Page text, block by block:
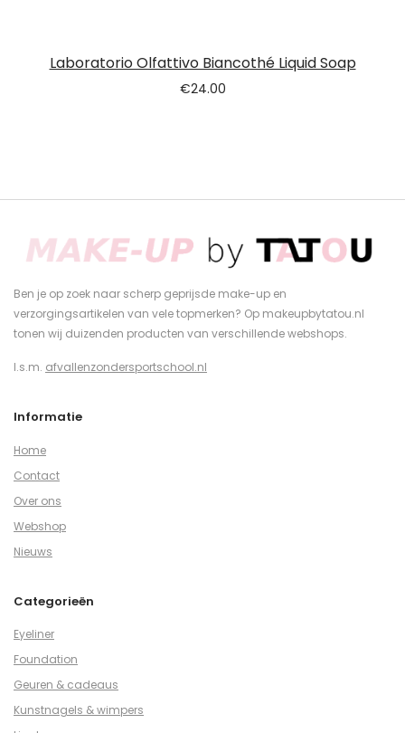
Laboratorio Olfattivo Biancothé Liquid Soap
€24.00
Ben je op zoek naar scherp geprijsde make-up en
verzorgingsartikelen van vele topmerken? Op makeupbytatou.nl
tonen wij duizenden producten van verschillende webshops.
I.s.m. afvallenzondersportschool.nl
Informatie
Home
Contact
Over ons
Webshop
Nieuws
Categorieën
Eyeliner
Foundation
Geuren & cadeaus
Kunstnagels & wimpers